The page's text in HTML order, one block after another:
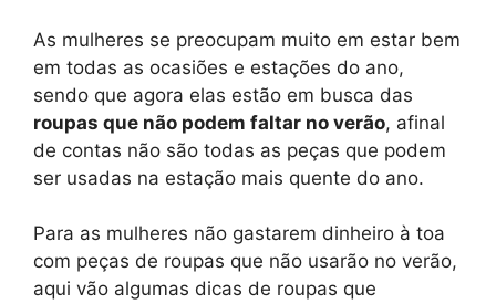
As mulheres se preocupam muito em estar bem
em todas as ocasiões e estações do ano,
sendo que agora elas estão em busca das
roupas que não podem faltar no verão, afinal
de contas não são todas as peças que podem
ser usadas na estação mais quente do ano.
Para as mulheres não gastarem dinheiro à toa
com peças de roupas que não usarão no verão,
aqui vão algumas dicas de roupas que